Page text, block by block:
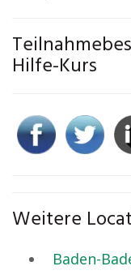
Hilfe-Kurs
Weitere
Baden-